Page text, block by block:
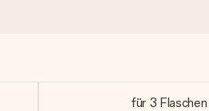
für 3 Flaschen